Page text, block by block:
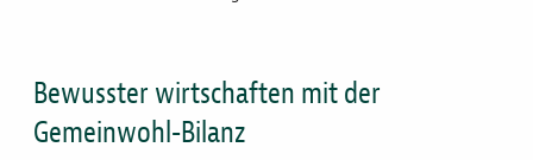
Bewusster wirtschaften mit der
Gemeinwohl-Bilanz